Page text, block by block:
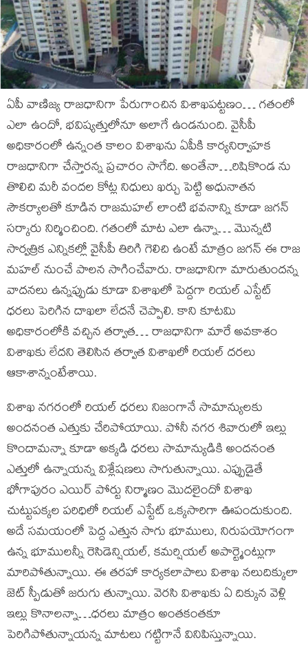
ఏపీ వాణిజ్య రాజధానిగా పేరుగాంచిన విశాఖపట్టణం… గతంలో
ఎలా ఉందో, భవిష్యత్తులోనూ అలాగే ఉండనుంది. వైసీపీ
అధికారంలో ఉన్నంత కాలం విశాఖను ఏపీకి కార్యనిర్వాహక
రాజధానిగా చేస్తారన్న ప్రచారం సాగేది. అంతేనా…రిషికొండ ను
తొలిచి మరీ వందల కోట్ల నిధులు ఖర్చు పెట్టి అధునాతన
సౌకర్యాలతో కూడిన రాజమహల్ లాంటి భవనాన్ని కూడా జగన్
సర్కారు నిర్మించింది. గతంలో మాట ఎలా ఉన్నా… మొన్నటి
సార్వత్రిక ఎన్నికల్లో వైసీపీ తిరిగి గెలిచి ఉంటే మాత్రం జగన్ ఈ రాజ
మహల్ నుంచే పాలన సాగించేవారు. రాజధానిగా మారుతుందన్న
వాదనలు ఉన్నప్పుడు కూడా విశాఖలో పెద్దగా రియల్ ఎస్టేట్
ధరలు పెరిగిన దాఖలా లేదనే చెప్పాలి. కాని కూటమి
అధికారంలోకి వచ్చిన తర్వాత… రాజధానిగా మారే అవకాశం
విశాఖకు లేదని తెలిసిన తర్వాత విశాఖలో రియల్ దరలు
ఆకాశాన్నంటేశాయి.
విశాఖ నగరంలో రియల్ ధరలు నిజంగానే సామాన్యులకు
అందనంత ఎత్తుకు చేరిపోయాయి. పోనీ నగర శివారులో ఇల్లు
కొందామన్నా కూడా అక్కడి ధరలు సామాన్యుడికి అందనంత
ఎత్తులో ఉన్నాయన్న విశ్లేషణలు సాగుతున్నాయి. ఎప్పుడైతే
భోగాపురం ఎయిర్ పోర్టు నిర్మాణం మొదలైందో విశాఖ
చుట్టుపక్కల పరిధిలో రియల్ ఎస్టేట్ ఒక్కసారిగా ఊపందుకుంది.
అదే సమయంలో పెద్ద ఎత్తున సాగు భూములు, నిరుపయోగంగా
ఉన్న భూములన్నీ రెసిడెన్షియల్, కమర్షియల్ అపార్ట్మెంట్లుగా
మారిపోతున్నాయి. ఈ తరహా కార్యకలాపాలు విశాఖ నలుదిక్కులా
జెట్ స్పీడుతో జరుగు తున్నాయి. వెరసి విశాఖకు ఏ దిక్కున వెళ్లి
ఇల్లు కొనాలన్నా…ధరలు మాత్రం అంతకంతకూ
పెరిగిపోతున్నాయన్న మాటలు గట్టిగానే వినిపిస్తున్నాయి.